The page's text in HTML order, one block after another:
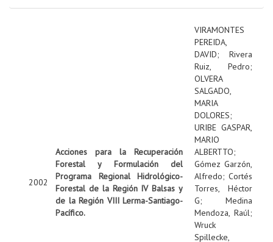
2002
Acciones para la Recuperación
Forestal y Formulación del
Programa Regional Hidrológico-
Forestal de la Región IV Balsas y
de la Región VIII Lerma-Santiago-
Pacífico.
VIRAMONTES
PEREIDA,
DAVID; Rivera
Ruiz, Pedro;
OLVERA
SALGADO,
MARIA
DOLORES;
URIBE GASPAR,
MARIO
ALBERTTO;
Gómez Garzón,
Alfredo; Cortés
Torres, Héctor
G; Medina
Mendoza, Raúl;
Wruck
Spillecke,